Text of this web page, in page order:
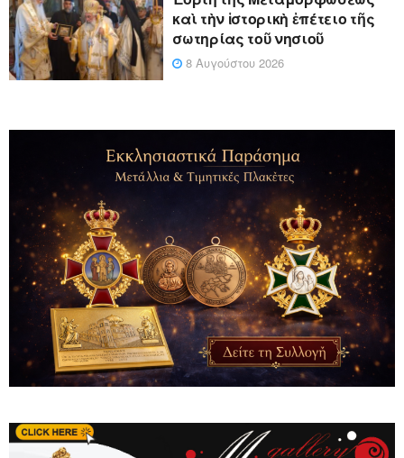
καὶ τὴν ἱστορικὴ ἐπέτειο τῆς
σωτηρίας τοῦ νησιοῦ
8 Αυγούστου 2026